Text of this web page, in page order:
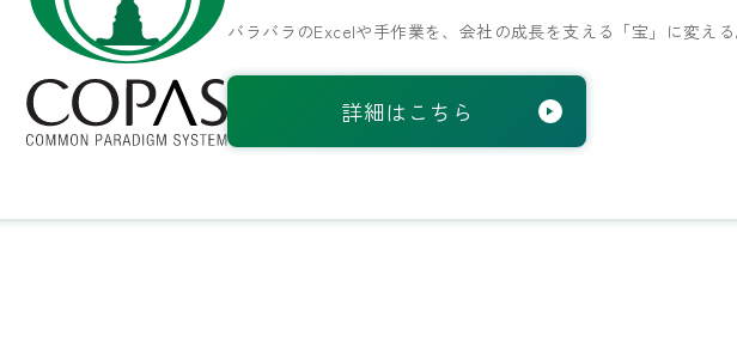
バラバラのExcelや手作業を、 会社の成長を支える「宝」に変え
詳細はこちら